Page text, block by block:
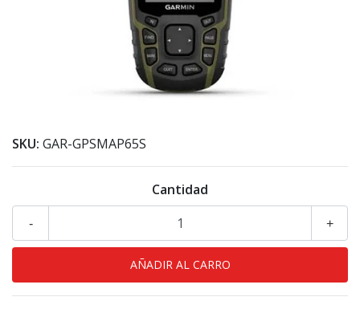
SKU: GAR-GPSMAP65S
Cantidad
+
-